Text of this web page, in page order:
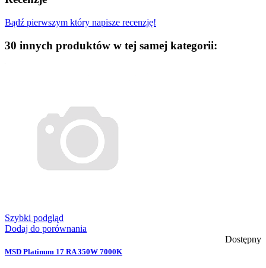
Bądź pierwszym który napisze recenzję!
30 innych produktów w tej samej kategorii:
Szybki podgląd
Dodaj do porównania
Dostępny
MSD Platinum 17 RA 350W 7000K